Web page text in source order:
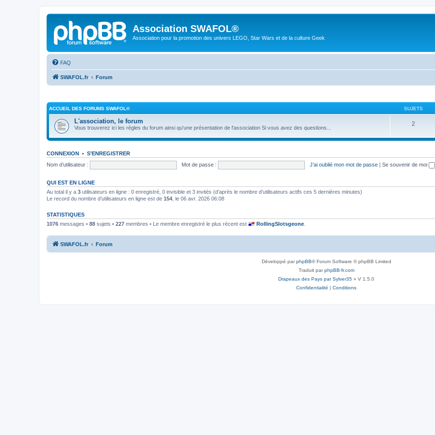
Association SWAFOL®
Association pour la promotion des univers LEGO, Star Wars et de la culture Geek
FAQ
SWAFOL.fr Forum
ACCUEIL DES FORUMS SWAFOL® SUJETS
L'association, le forum
Vous trouverez ici les règles du forum ainsi qu'une présentation de l'association Si vous avez des questions...
2
CONNEXION • S’ENREGISTRER
Nom d’utilisateur :
Mot de passe : J’ai oublié mon mot de passe | Se souvenir de moi
QUI EST EN LIGNE
Au total il y a 3 utilisateurs en ligne : 0 enregistré, 0 invisible et 3 invités (d’après le nombre d’utilisateurs actifs ces 5 dernières minutes)
Le record du nombre d’utilisateurs en ligne est de 154 , le 06 avr. 2026 06:08
STATISTIQUES
1076 messages • 88 sujets • 227 membres • Le membre enregistré le plus récent est RollingSlotsgeone
SWAFOL.fr Forum
Développé parphpBB® Forum Software © phpBB Limited
Traduit parphpBB-fr.com
Drapeaux des Pays par Sylver35 » V 1.5.0
Confidentialité | Conditions